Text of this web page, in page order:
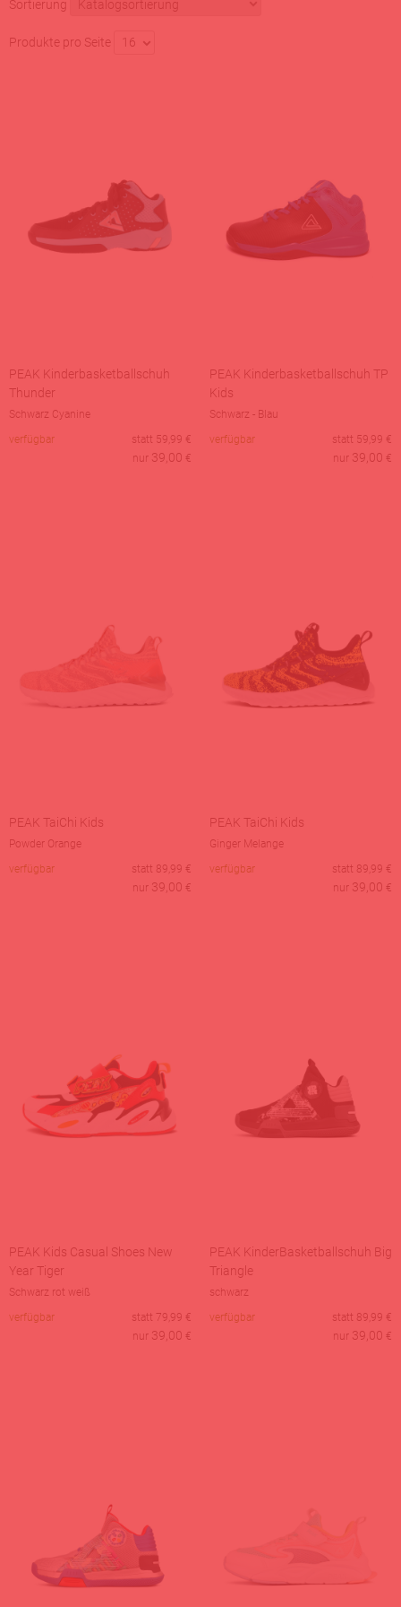
Sortierung
Produkte pro Seite 16
PEAK Kinderbasketballschuh
Thunder
Schwarz Cyanine
verfügbar
statt 59,99 €
nur 39,00 €
PEAK Kinderbasketballschuh TP
Kids
Schwarz - Blau
verfügbar
statt 59,99 €
nur 39,00 €
PEAK TaiChi Kids
Powder Orange
verfügbar
statt 89,99 €
nur 39,00 €
PEAK TaiChi Kids
Ginger Melange
verfügbar
statt 89,99 €
nur 39,00 €
PEAK Kids Casual Shoes New
Year Tiger
Schwarz rot weiß
verfügbar
statt 79,99 €
nur 39,00 €
PEAK KinderBasketballschuh Big
Triangle
schwarz
verfügbar
statt 89,99 €
nur 39,00 €